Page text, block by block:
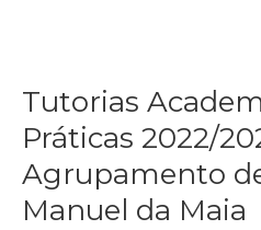
Tutorias
Práticas 2022/
Agrupamento
Manuel da Maia